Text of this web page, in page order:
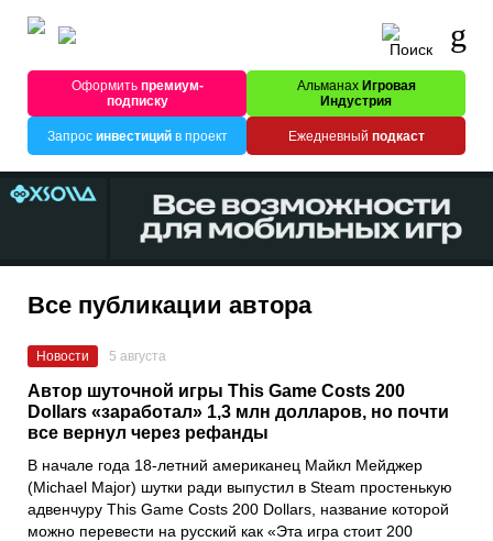
Оформитьпремиум-
подписку
Альманах Игровая
Индустрия
Запрос инвестицийв проект Ежедневный подкаст
Все публикации автора
Новости 5 августа
Автор шуточной игры This Game Costs 200
Dollars «заработал» 1,3 млн долларов, но почти
все вернул через рефанды
В начале года 18-летний американец Майкл Мейджер
(Michael Major) шутки ради выпустил в Steam простенькую
адвенчуру This Game Costs 200 Dollars, название которой
можно перевести на русский как «Эта игра стоит 200